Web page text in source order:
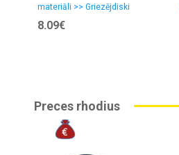
materiāli >> Griezējdiski
8.09€
Preces rhodius